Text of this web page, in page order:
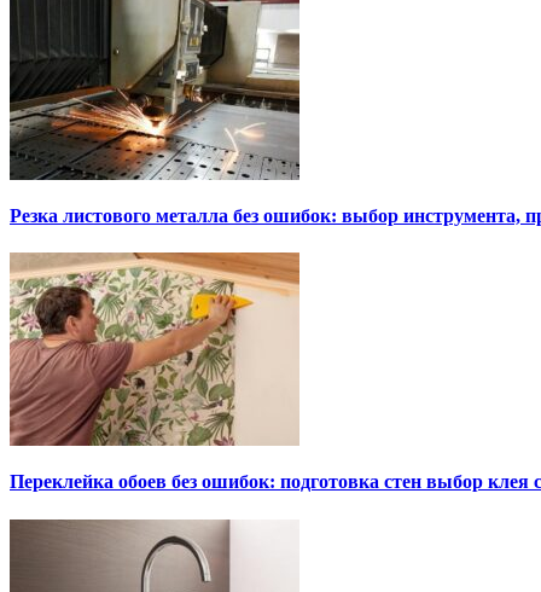
Резка листового металла без ошибок: выбор инструмента,
Переклейка обоев без ошибок: подготовка стен выбор клея